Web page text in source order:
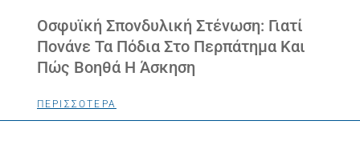
Οσφυϊκή Σπονδυλική Στένωση: Γιατί
Πονάνε Τα Πόδια Στο Περπάτημα Και
Πώς Βοηθά Η Άσκηση
ΠΕΡΙΣΣΟΤΕΡΑ